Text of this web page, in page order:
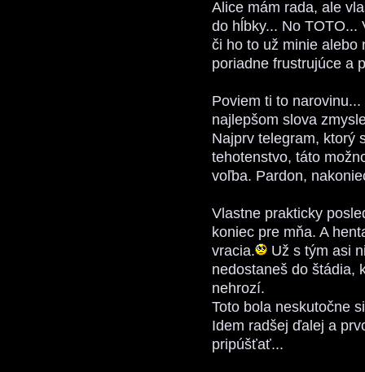
Alice mám rada, ale
do hĺbky... No TOTO...
či ho to už minie alebo
poriadne frustrujúce a
Poviem ti to
najlepšom slova
Najprv telegram, ktorý
tehotenstvo, táto
voľba. Pardon,
Vlastne prakticky
koniec pre mňa. A
vracia.
Už s tým asi
nedostaneš do štádia,
nehrozí.
Toto bola neskutočne
Idem radšej ďalej a
pripúšťať...